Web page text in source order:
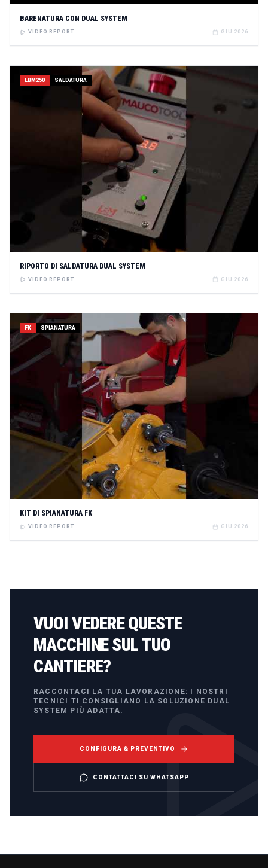
BARENATURA CON DUAL SYSTEM
VIDEO REPORT GIU 2026
LBM250 SALDATURA
RIPORTO DI SALDATURA DUAL SYSTEM
VIDEO REPORT GIU 2026
FK SPIANATURA
KIT DI SPIANATURA FK
VIDEO REPORT GIU 2026
VUOI VEDERE QUESTE
MACCHINE SUL TUO
CANTIERE?
RACCONTACI LA TUA LAVORAZIONE: I NOSTRI
TECNICI TI CONSIGLIANO LA SOLUZIONE DUAL
SYSTEM PIÙ ADATTA.
CONFIGURA & PREVENTIVO
CONTATTACI SU WHATSAPP